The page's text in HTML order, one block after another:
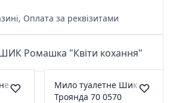
Оплата за реквізитами
Ромашка "Квіти кохання"
Мило туалетне Шик
Троянда 70 0570